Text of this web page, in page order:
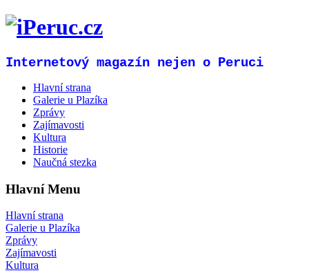
Internetový magazín nejen o Peruci
Hlavní strana
Galerie u Plazíka
Zprávy
Zajímavosti
Kultura
Historie
Naučná stezka
Hlavní Menu
Hlavní strana
Galerie u Plazíka
Zprávy
Zajímavosti
Kultura